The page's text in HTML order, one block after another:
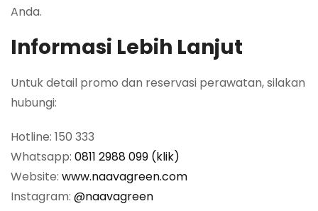
Anda.
Informasi Lebih Lanjut
Untuk detail promo dan reservasi perawatan, silakan
hubungi:
Hotline: 150 333
Whatsapp: 0811 2988 099 (klik)
Website: www.naavagreen.com
Instagram: @naavagreen